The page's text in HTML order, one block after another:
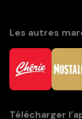
Les autres
Télécharger